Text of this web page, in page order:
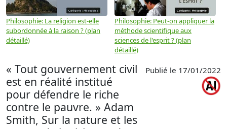
Philosophie: La religion est-elle
subordonnée à la raison ? (plan
détaillé)
Philosophie: Peut-on appliquer la
méthode scientifique aux
sciences de l'esprit ? (plan
détaillé)
« Tout gouvernement civil
est en réalité institué
pour défendre le riche
contre le pauvre. » Adam
Smith, Sur la nature et les
Publié le 17/01/2022